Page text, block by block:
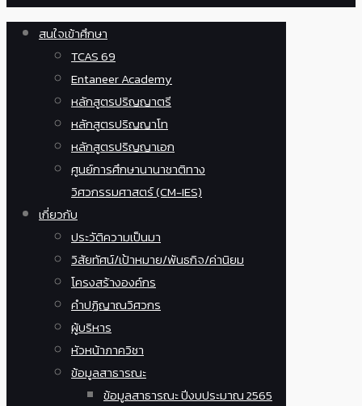
สนใจเข้าศึกษา
TCAS 69
Entaneer Academy
หลักสูตรปริญญาตรี
หลักสูตรปริญญาโท
หลักสูตรปริญญาเอก
ศูนย์การศึกษานานาชาติทาง
วิศวกรรมศาสตร์ (CM-IES)
เกี่ยวกับ
ประวัติความเป็นมา
วิสัยทัศน์/เป้าหมาย/พันธกิจ/ค่านิยม
โครงสร้างองค์กร
คำปฏิญาณวิศวกร
ผู้บริหาร
หัวหน้าภาควิชา
ข้อมูลสาธารณะ
ข้อมูลสาธารณะ ปีงบประมาณ 2565